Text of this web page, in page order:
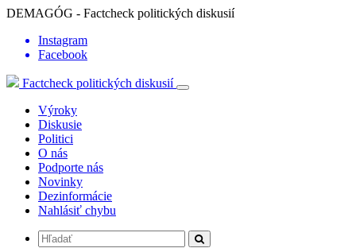
DEMAGÓG - Factcheck politických diskusií
Instagram
Facebook
Factcheck politických diskusií
Výroky
Diskusie
Politici
O nás
Podporte nás
Novinky
Dezinformácie
Nahlásiť chybu